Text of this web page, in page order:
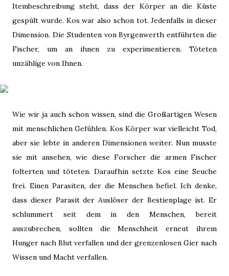
Itembeschreibung steht, dass der Körper an die Küste
gespült wurde. Kos war also schon tot. Jedenfalls in dieser
Dimension. Die Studenten von Byrgenwerth entführten die
Fischer, um an ihnen zu experimentieren. Töteten
unzählige von Ihnen.
Wie wir ja auch schon wissen, sind die Großartigen Wesen
mit menschlichen Gefühlen. Kos Körper war vielleicht Tod,
aber sie lebte in anderen Dimensionen weiter. Nun musste
sie mit ansehen, wie diese Forscher die armen Fischer
folterten und töteten. Daraufhin setzte Kos eine Seuche
frei. Einen Parasiten, der die Menschen befiel. Ich denke,
dass dieser Parasit der Auslöser der Bestienplage ist. Er
schlummert seit dem in den Menschen, bereit
auszubrechen, sollten die Menschheit erneut ihrem
Hunger nach Blut verfallen und der grenzenlosen Gier nach
Wissen und Macht verfallen.